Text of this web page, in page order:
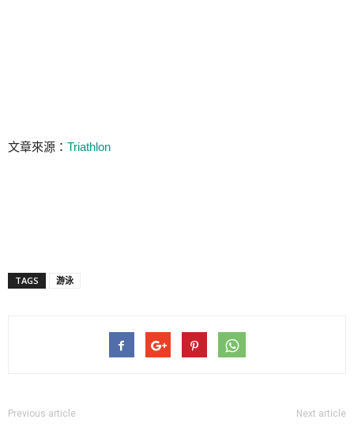
文章來源： Triathlon
TAGS 游泳
Previous article Next article